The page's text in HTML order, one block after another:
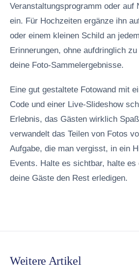
Veranstaltungsprogramm oder auf
ein. Für Hochzeiten ergänze ihn
oder einem kleinen Schild an
Erinnerungen, ohne aufdringlich
deine Foto-Sammelergebnisse.
Eine gut gestaltete Fotowand mit
Code und einer Live-Slideshow
Erlebnis, das Gästen wirklich
verwandelt das Teilen von Fotos
Aufgabe, die man vergisst, in ein
Events. Halte es sichtbar, halte es
deine Gäste den Rest erledigen.
Weitere Artikel